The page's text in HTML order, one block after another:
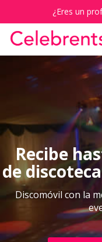
¿Eres un
Recibe
de
Discomóvil con la